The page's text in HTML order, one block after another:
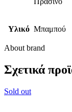
Υλικό Μπαμπού
About brand
Σχετικά
Sold out